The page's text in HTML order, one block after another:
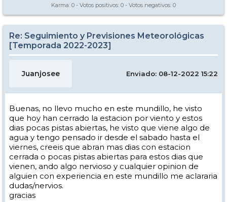
Karma: 0 - Votos positivos: 0 - Votos negativos: 0
Re: Seguimiento y Previsiones Meteorológicas
[Temporada 2022-2023]
Juanjosee Enviado: 08-12-2022 15:22
Buenas, no llevo mucho en este mundillo, he visto
que hoy han cerrado la estacion por viento y estos
dias pocas pistas abiertas, he visto que viene algo de
agua y tengo pensado ir desde el sabado hasta el
viernes, creeis que abran mas dias con estacion
cerrada o pocas pistas abiertas para estos dias que
vienen, ando algo nervioso y cualquier opinion de
alguien con experiencia en este mundillo me aclararia
dudas/nervios.
gracias